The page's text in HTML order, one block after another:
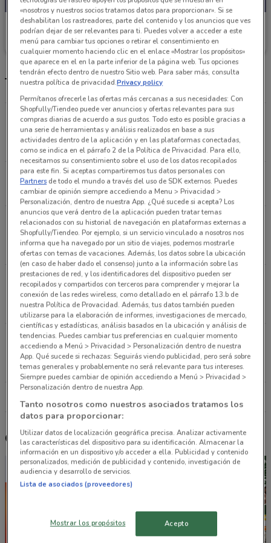
La Parisina
Tiendas La Parisina más cercanas
Av. Cuauhtemoc No. 463 Col. Piedad Narvarte
Benito Juárez (cdmx)
2.2 km
CERRADO
Av. Jalisco No. 239 Col. Tacubaya Miguel Hidalgo
2.2 km
CERRADO
Parroquia No. 916 Col. Del Valle Benito Juárez
(cdmx)
2.4 km
CERRADO
Av. Revolución No. 913 Col. Mixcoac Benito Juárez
(cdmx)
2.6 km
CERRADO
Av. Cuauhtemoc No. 24 Int. Local B Col. Centro
Ometepec
4.2 km
CERRADO
Otros catálogos cercanos
«nosotros y nuestros socios tratamos datos para proporcionar». Si se
deshabilitan los rastreadores, parte del contenido y los anuncios que ves
podrían dejar de ser relevantes para ti. Puedes volver a acceder a este
menú para cambiar tus opciones o retirar el consentimiento en
cualquier momento haciendo clic en el enlace «Mostrar los propósitos»
que aparece en el en la parte inferior de la página web. Tus opciones
tendrán efecto dentro de nuestro Sitio web. Para saber más, consulta
nuestra política de privacidad.Privacy policy
Permítanos ofrecerle las ofertas más cercanas a sus necesidades: Con
Shopfully/Tiendeo puede ver anuncios y ofertas relevantes para sus
compras diarias de acuerdo a sus gustos. Todo esto es posible gracias a
una serie de herramientas y análisis realizados en base a sus
actividades dentro de la aplicación y en las plataformas conectadas,
como se indica en el párrafo 2 de la Política de Privacidad. Para ello,
necesitamos su consentimiento sobre el uso de los datos recopilados
para este fin. Si aceptas compartiremos tus datos personales con
Partners de todo el mundo a través del uso de SDK externos. Puedes
cambiar de opinión siempre accediendo a Menu > Privacidad >
Personalización, dentro de nuestra App. ¿Qué sucede si acepta? Los
anuncios que verá dentro de la aplicación pueden tratar temas
relacionados con su historial de navegación en plataformas externas a
Shopfully/Tiendeo. Por ejemplo, si un servicio vinculado a nosotros nos
informa que ha navegado por un sitio de viajes, podemos mostrarle
ofertas con temas de vacaciones. Además, los datos sobre la ubicación
(en caso de haber dado el consenso) junto a la información sobre las
prestaciones de red, y los identificadores del dispositivo pueden ser
recopilados y compartidos con terceros para comprender y mejorar la
conexión de las redes wireless, como detallado en el párrafo 13.b de
nuestra Política de Provacidad. Además, tus datos también pueden
utilizarse para la elaboración de informes, investigaciones de mercado,
científicas y estadísticas, análisis basados en la ubicación y análisis de
tendencias. Puedes cambiar tus preferencias en cualquier momento
accediendo a Menú > Privacidad > Personalización dentro de nuestra
App. Qué sucede si rechazas: Seguirás viendo publicidad, pero será sobre
temas generales y probablemente no será relevante para tus intereses.
Siempre puedes cambiar de opinión accediendo a Menú > Privacidad >
Personalización dentro de nuestra App.
Tanto nosotros como nuestros asociados tratamos los
datos para proporcionar:
Utilizar datos de localización geográfica precisa. Analizar activamente
las características del dispositivo para su identificación. Almacenar la
información en un dispositivo y/o acceder a ella. Publicidad y contenido
personalizados, medición de publicidad y contenido, investigación de
audiencia y desarrollo de servicios.
Lista de asociados (proveedores)
Mostrar los propósitos Acepto